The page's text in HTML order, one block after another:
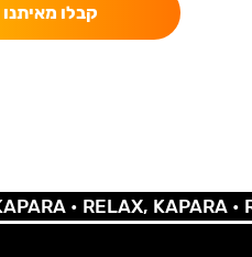
קבלו
•RELAX, KAPARA •